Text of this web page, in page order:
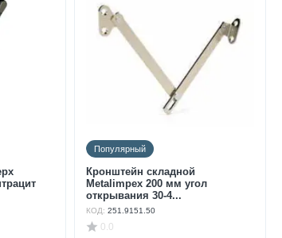
Популярный
Кронштейн складной
Metalimpex 200 мм угол
открывания 30-4...
КОД: 251.9151.50
0.0